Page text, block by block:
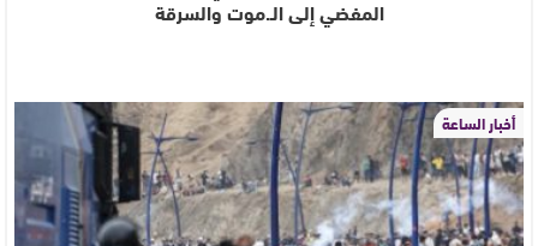
المفضي إلى الـ.موت والسرقة
أخبار الساعة